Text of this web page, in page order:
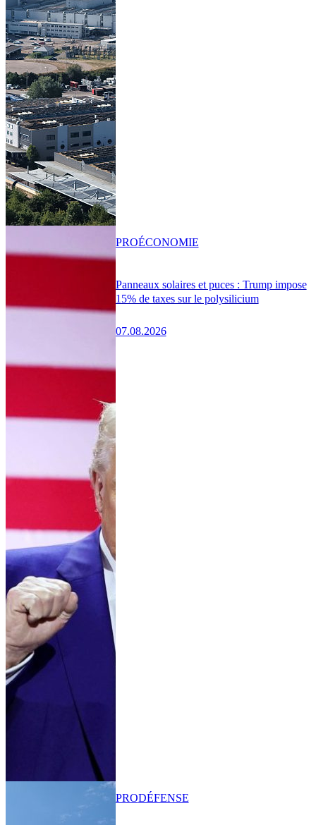
Panneaux solaires et puces : Trump impose
15% de taxes sur le polysilicium
07.08.2026
PROÉCONOMIE
PRODÉFENSE